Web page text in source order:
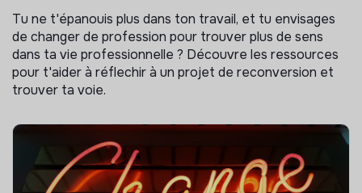
Tu ne t'épanouis plus dans ton travail, et tu envisages
de changer de profession pour trouver plus de sens
dans ta vie professionnelle ? Découvre les ressources
pour t'aider à réflechir à un projet de reconversion et
trouver ta voie.